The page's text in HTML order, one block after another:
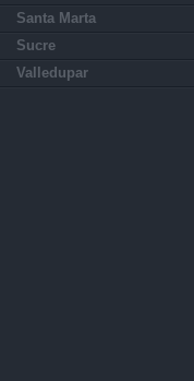
Santa Marta
Sucre
Valledupar